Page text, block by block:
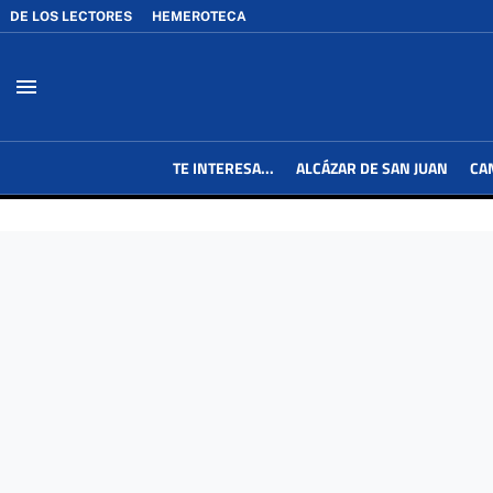
DE LOS LECTORES HEMEROTECA
menu
TE INTERESA... ALCÁZAR DE SAN JUAN